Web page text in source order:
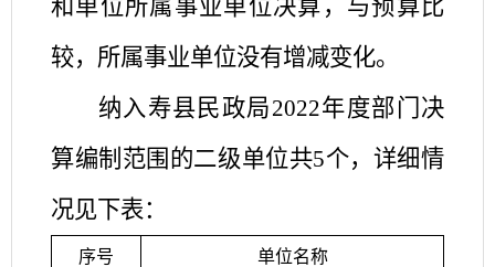
和单位所属事业单位决算，与预算比
较， 所属事业单位没有增减变化。
纳入寿县民政局2022年度部门决
算编制范围的二级单位共5个，详细情
况见下表：
序号 单位名称